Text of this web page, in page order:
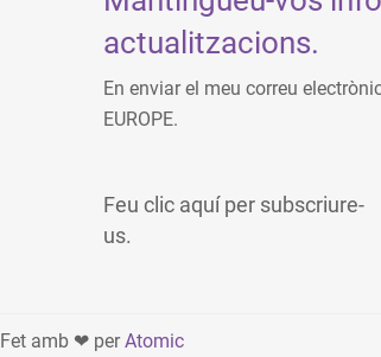
actualitzacions.
En enviar el meu correu
EUROPE.
Feu clic aquí per subscriure-
us.
Fet amb ❤ perAtomic